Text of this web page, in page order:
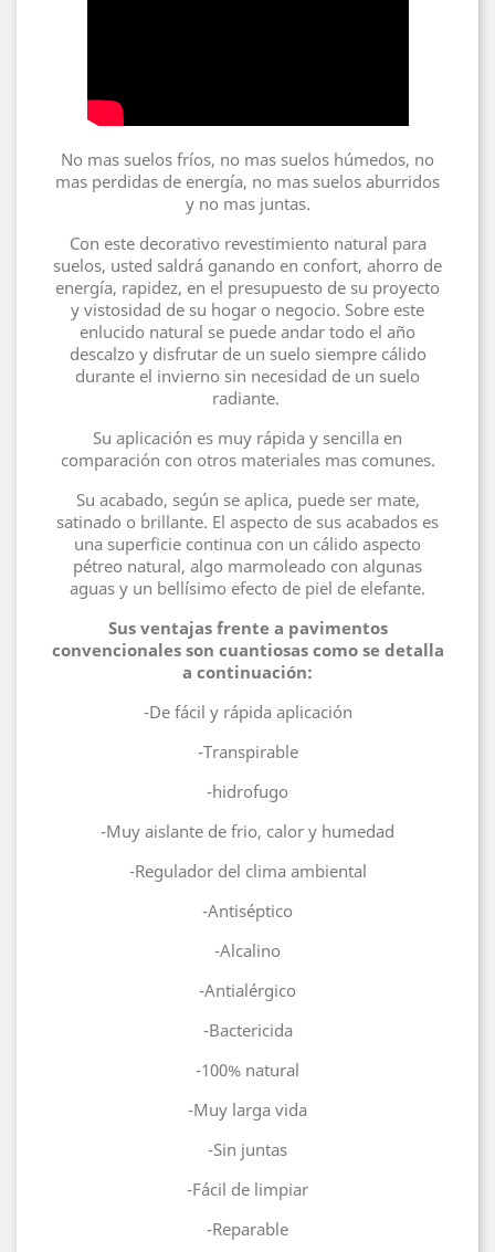
No mas suelos fríos, no mas suelos húmedos, no
mas perdidas de energía, no mas suelos aburridos
y no mas juntas.
Con este decorativo revestimiento natural para
suelos, usted saldrá ganando en confort, ahorro de
energía, rapidez, en el presupuesto de su proyecto
y vistosidad de su hogar o negocio. Sobre este
enlucido natural se puede andar todo el año
descalzo y disfrutar de un suelo siempre cálido
durante el invierno sin necesidad de un suelo
radiante.
Su aplicación es muy rápida y sencilla en
comparación con otros materiales mas comunes.
Su acabado, según se aplica, puede ser mate,
satinado o brillante. El aspecto de sus acabados es
una superficie continua con un cálido aspecto
pétreo natural, algo marmoleado con algunas
aguas y un bellísimo efecto de piel de elefante.
Sus ventajas frente a pavimentos
convencionales son cuantiosas como se detalla
a continuación:
-De fácil y rápida aplicación
-Transpirable
-hidrofugo
-Muy aislante de frio, calor y humedad
-Regulador del clima ambiental
-Antiséptico
-Alcalino
-Antialérgico
-Bactericida
-100% natural
-Muy larga vida
-Sin juntas
-Fácil de limpiar
-Reparable